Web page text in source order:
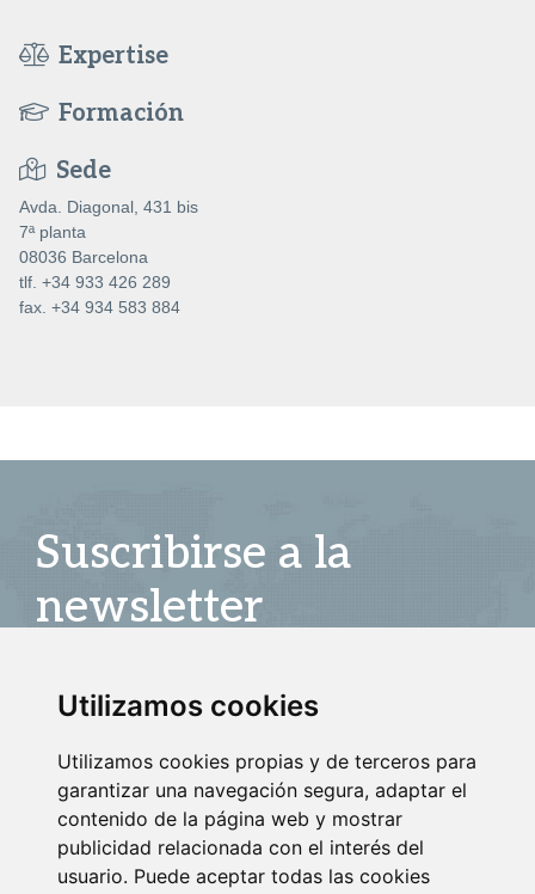
Utilizamos cookies
Utilizamos cookies propias y de terceros para
garantizar una navegación segura, adaptar el
contenido de la página web y mostrar
publicidad relacionada con el interés del
usuario. Puede aceptar todas las cookies
Expertise
Formación
Sede
Avda. Diagonal, 431 bis
7ª planta
08036 Barcelona
tlf. +34 933 426 289
fax. +34 934 583 884
Suscribirse a la
newsletter